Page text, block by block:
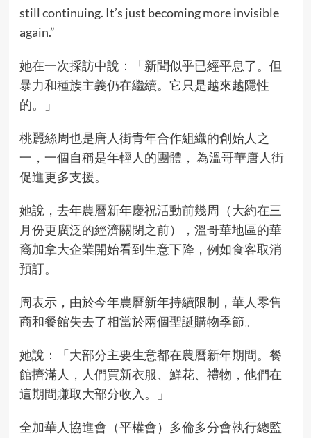
still continuing. It’s just becoming more invisible
again.”
她在一次採訪中說：「新聞似乎已經平息了。但
暴力和種族主義仍在繼續。它只是越來越隱性
的。」
桃麗絲周也是唐人街青年合作組織的創始人之
一，一個自稱是年輕人的團體， 為溫哥華唐人街
促進更多支援。
她說，去年農曆新年慶祝活動前幾周（大約在三
月份更廣泛的經濟關閉之前），溫哥華地區的華
裔加拿大企業開始看到生意下降，例如食客取消
預訂。
周表示，由於今年農曆新年持續限制，華人零售
商和餐館失去了相當於兩個聖誕購物季節。
她說：「大部分主要生意都在農曆新年期間。餐
館擠滿人，人們買新衣服、鮮花、禮物，他們在
這期間賺取大部分收入。」
全加華人協進會（平權會）多倫多分會執行總監